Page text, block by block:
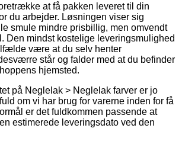
at få pakken leveret til din
du arbejder. Løsningen viser sig
smule mindre prisbillig, men omvendt
Den mindst kostelige leveringsmulighed
være at du selv henter
står og falder med at du befinder
hjemsted.
på Neglelak > Neglelak farver er jo
om vi har brug for varerne inden for få
er det fuldkommen passende at
estimerede leveringsdato ved den